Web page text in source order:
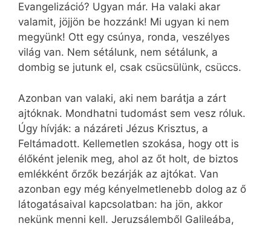
Evangelizáció? Ugyan már. Ha valaki akar
valamit, jöjjön be hozzánk! Mi ugyan ki nem
megyünk! Ott egy csúnya, ronda, veszélyes
világ van. Nem sétálunk, nem sétálunk, a
dombig se jutunk el, csak csücsülünk, csüccs.
Azonban van valaki, aki nem barátja a zárt
ajtóknak. Mondhatni tudomást sem vesz róluk.
Úgy hívják: a názáreti Jézus Krisztus, a
Feltámadott. Kellemetlen szokása, hogy ott is
élőként jelenik meg, ahol az őt holt, de biztos
emlékként őrzők bezárják az ajtókat. Van
azonban egy még kényelmetlenebb dolog az ő
látogatásaival kapcsolatban: ha jön, akkor
nekünk menni kell. Jeruzsálemből Galileába,